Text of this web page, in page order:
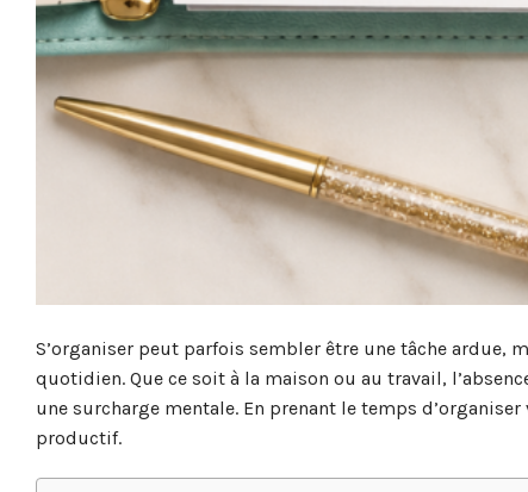
S’organiser peut parfois sembler être une tâche ardue,
quotidien. Que ce soit à la maison ou au travail,
une surcharge mentale. En prenant le temps
productif.